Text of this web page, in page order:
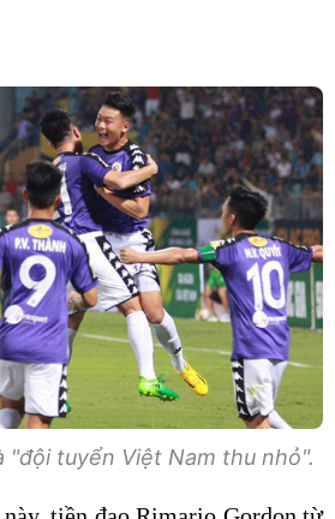
"đội tuyển Việt Nam thu nhỏ".